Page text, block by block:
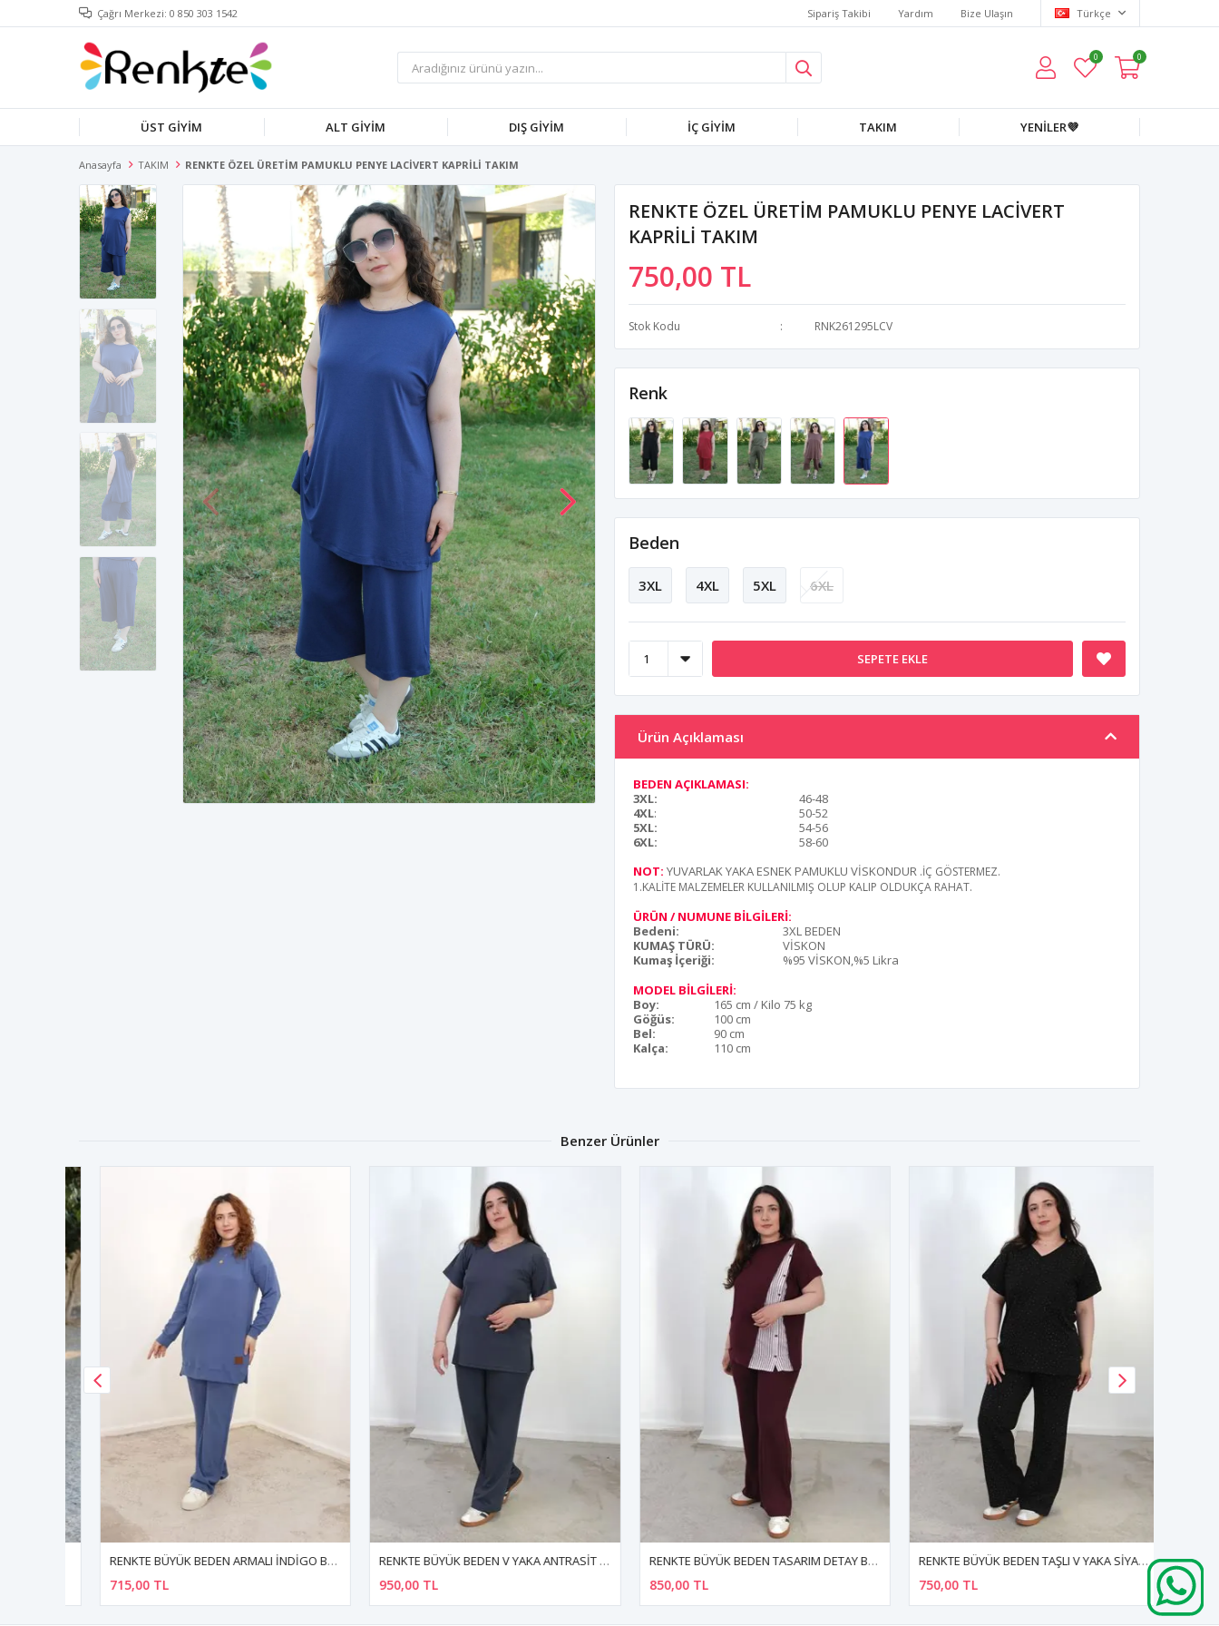
Çağrı Merkezi: 0 850 303 1542 Sipariş Takibi Yardım Bize Ulaşın Türkçe
0 0
ÜST GİYİM ALT GİYİM DIŞ GİYİM İÇ GİYİM TAKIM YENİLER💜
Anasayfa TAKIM RENKTE ÖZEL ÜRETİM PAMUKLU PENYE LACİVERT KAPRİLİ TAKIM
RENKTE ÖZEL ÜRETİM PAMUKLU PENYE LACİVERT
KAPRİLİ TAKIM
750,00 TL
Stok Kodu RNK261295LCV
Renk
Beden
3XL 4XL 5XL 6XL
SEPETE EKLE
Ürün Açıklaması
BEDEN AÇIKLAMASI:
3XL:
46-48
4XL:
50-52
5XL:
54-56
6XL:
58-60
NOT: YUVARLAK YAKA ESNEK PAMUKLU VİSKONDUR .İÇ GÖSTERMEZ.
1.KALİTE MALZEMELER KULLANILMIŞ OLUP KALIP OLDUKÇA RAHAT.
ÜRÜN / NUMUNE BİLGİLERİ:
Bedeni:
3XL BEDEN
KUMAŞ TÜRÜ:
VİSKON
Kumaş İçeriği:
%95 VİSKON,%5 Likra
MODEL BİLGİLERİ:
Boy:
165 cm / Kilo 75 kg
Göğüs:
100 cm
Bel:
90 cm
Kalça:
110 cm
Benzer Ürünler
RENKTE BÜYÜK BEDEN ARMALI İNDİGO BURGU TAKIM
715,00 TL
RENKTE BÜYÜK BEDEN V YAKA ANTRASİT MODAL TAKIM
950,00 TL
RENKTE BÜYÜK BEDEN TASARIM DETAY BORDO TAKIM
850,00 TL
RENKTE BÜYÜK BEDEN TAŞLI V YAKA SİYAH TAKIM
750,00 TL 850,00